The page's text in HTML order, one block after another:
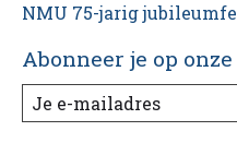
NMU 75-jarig
Abonneer je op